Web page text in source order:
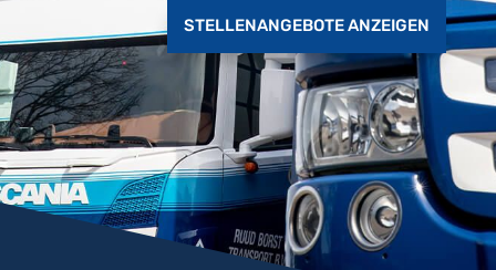
STELLENANGEBOTE ANZEIGEN